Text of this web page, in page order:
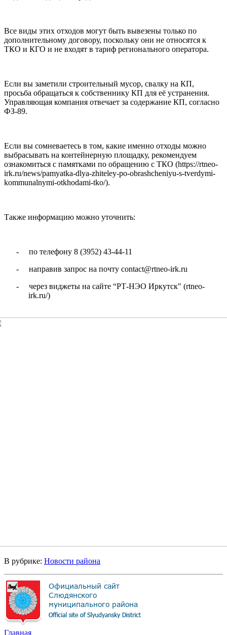
Все виды этих отходов могут быть вывезены только по
дополнительному договору, поскольку они не относятся к
ТКО и КГО и не входят в тариф регионального оператора.
Если вы заметили строительный мусор, свалку на КП,
просьба обращаться к собственнику КП для её устранения.
Управляющая компания отвечает за содержание КП, согласно
ФЗ-89.
Если вы сомневаетесь в том, какие именно отходы можно
выбрасывать на контейнерную площадку, рекомендуем
ознакомиться с памятками по обращению с ТКО (https://rtneo-
irk.ru/news/pamyatka-dlya-zhiteley-po-obrashcheniyu-s-tverdymi-
kommunalnymi-otkhodami-tko/).
Также информацию можно уточнить:
-
по телефону 8 (3952) 43-44-11
-
направив запрос на почту contact@rtneo-irk.ru
-
через виджеты на сайте “РТ-НЭО Иркутск" (rtneo-
irk.ru/)
В рубрике: Новости района
Главная